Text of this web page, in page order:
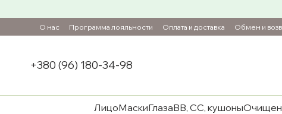
О нас Программа лояльности Оплата и доставка Обмен и
+380 (96) 180-34-98
ЛицоМаскиГлазаВВ, СС, кушоны